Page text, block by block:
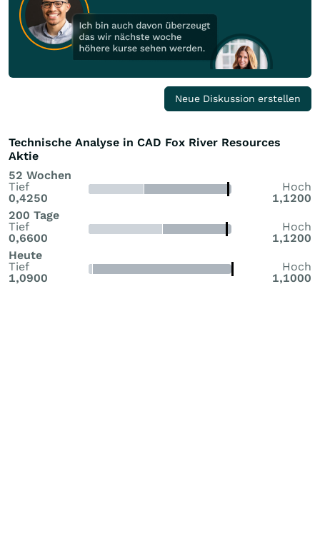
Neue Diskussion erstellen
Technische Analyse in CAD Fox River Resources
Aktie
52 Wochen
Tief
0,4250
Hoch
1,1200
200 Tage
Tief
0,6600
Hoch
1,1200
Heute
Tief
1,0900
Hoch
1,1000